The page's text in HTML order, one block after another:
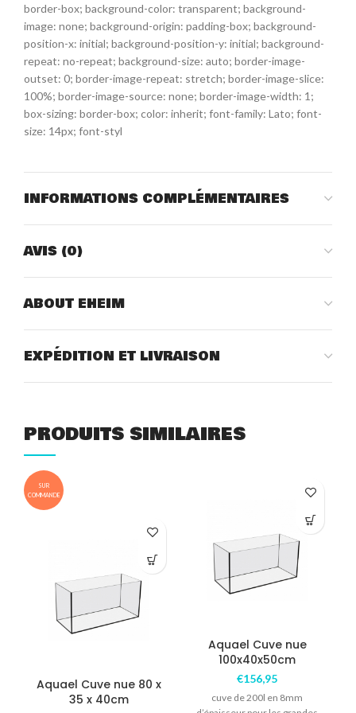
border-box; background-color: transparent; background-
image: none; background-origin: padding-box; background-
position-x: initial; background-position-y: initial; background-
repeat: no-repeat; background-size: auto; border-image-
outset: 0; border-image-repeat: stretch; border-image-slice:
100%; border-image-source: none; border-image-width: 1;
box-sizing: border-box; color: inherit; font-family: Lato; font-
size: 14px; font-styl
INFORMATIONS COMPLÉMENTAIRES
AVIS (0)
ABOUT EHEIM
EXPÉDITION ET LIVRAISON
PRODUITS SIMILAIRES
SUR
COMMANDE
Aquael Cuve nue 80 x
35 x 40cm
Aquael Cuve nue
100x40x50cm
€156,95
cuve de 200l en 8mm